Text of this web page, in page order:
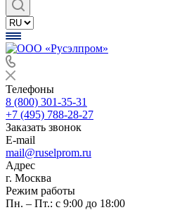
Телефоны
8 (800) 301-35-31
+7 (495) 788-28-27
Заказать звонок
E-mail
mail@ruselprom.ru
Адрес
г. Москва
Режим работы
Пн. – Пт.: с 9:00 до 18:00